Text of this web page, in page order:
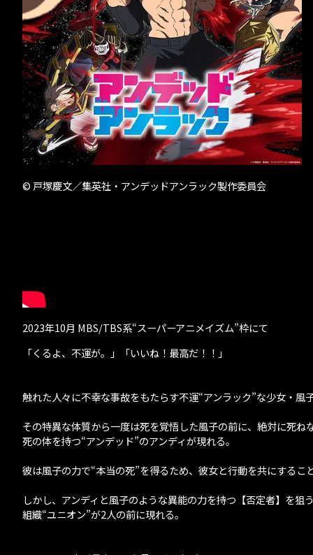
© 戸塚慶文／集英社・アンデッドアンラック製作委員会
2023年10月 MBS/TBS系“スーパーアニメイズム”枠にて
「くるよ、不運が。」「いいね！最高だ！！」
触れた人々に不幸な事故をもたらす不運“アンラック”な少女・風
その特異な体質から一度は死を覚悟した風子の前に、絶対に死ね
死の体を持つ“アンデッド”のアンディが現れる。
彼は風子の力で“本当の死”を得るため、彼女と行動を共にするこ
しかし、アンディと風子のような異能の力を持つ【否定者】を狙
組織“ユニオン”が2人の前に現れる。